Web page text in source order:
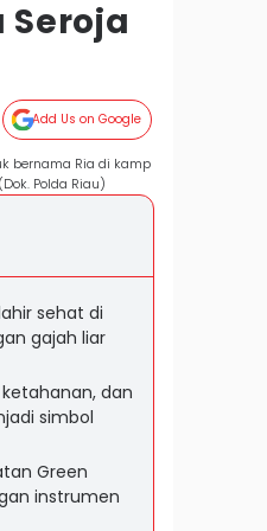
Seroja
Add Us on Google
bernama Ria di kamp
Polda Riau)
sehat di
gajah liar
dan
simbol
Green
instrumen